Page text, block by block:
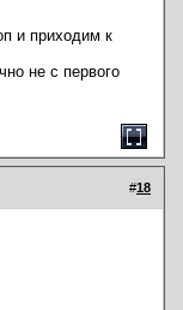
и приходим к
не с первого
#18